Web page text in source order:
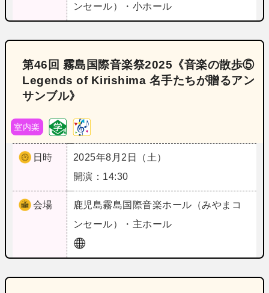
ンセール）・小ホール
第46回 霧島国際音楽祭2025《音楽の散歩⑤
Legends of Kirishima 名手たちが贈るアン
サンブル》
室内楽
日時
2025年8月2日（土）
開演：14:30
会場 鹿児島霧島国際音楽ホール（みやまコ
ンセール）・主ホール